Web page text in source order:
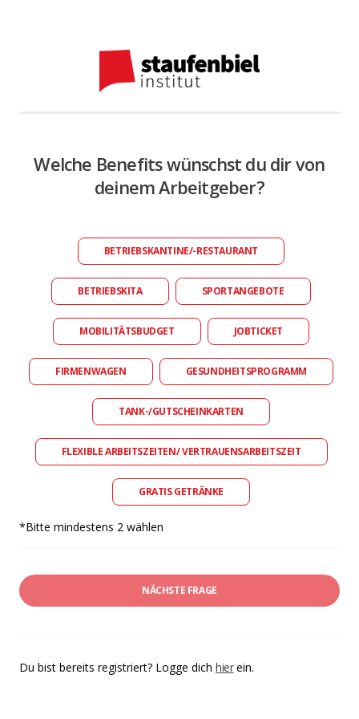
Welche Benefits wünschst du dir von
deinem Arbeitgeber?
BETRIEBSKANTINE/-RESTAURANT
BETRIEBSKITA SPORTANGEBOTE
MOBILITÄTSBUDGET JOBTICKET
FIRMENWAGEN GESUNDHEITSPROGRAMM
TANK-/GUTSCHEINKARTEN
FLEXIBLE ARBEITSZEITEN/ VERTRAUENSARBEITSZEIT
GRATIS GETRÄNKE
*Bitte mindestens 2 wählen
NÄCHSTE FRAGE
Du bist bereits registriert? Logge dich hierein.